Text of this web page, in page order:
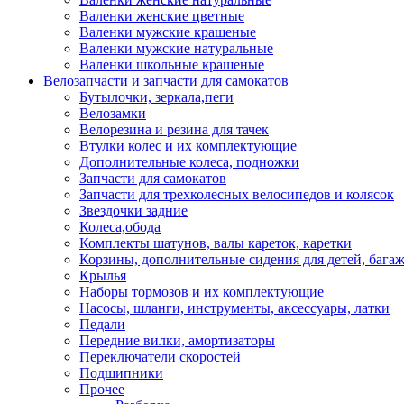
Валенки женские цветные
Валенки мужские крашеные
Валенки мужские натуральные
Валенки школьные крашеные
Велозапчасти и запчасти для самокатов
Бутылочки, зеркала,пеги
Велозамки
Велорезина и резина для тачек
Втулки колес и их комплектующие
Дополнительные колеса, подножки
Запчасти для самокатов
Запчасти для трехколесных велосипедов и колясок
Звездочки задние
Колеса,обода
Комплекты шатунов, валы кареток, каретки
Корзины, дополнительные сидения для детей,
Крылья
Наборы тормозов и их комплектующие
Насосы, шланги, инструменты, аксессуары, латки
Педали
Передние вилки, амортизаторы
Переключатели скоростей
Подшипники
Прочее